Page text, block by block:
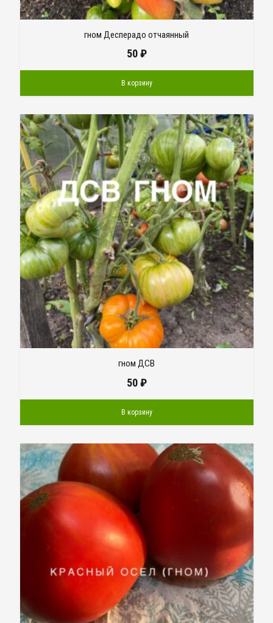
гном Десперадо отчаянный
50₽
В корзину
гном ДСВ
50₽
В корзину